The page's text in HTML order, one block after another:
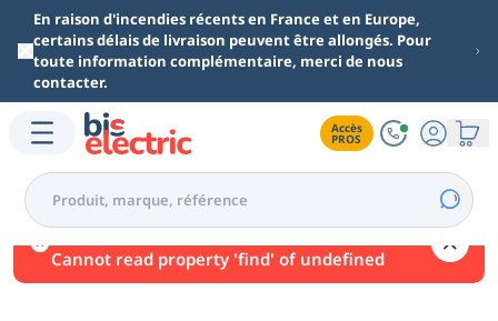
Aller au contenu principal
En raison d'incendies récents en France et en Europe,
certains délais de livraison peuvent être allongés. Pour
toute information complémentaire, merci de nous
contacter.
Accès
PROS
Une erreur est survenue.
Cannot read property 'find' of undefined